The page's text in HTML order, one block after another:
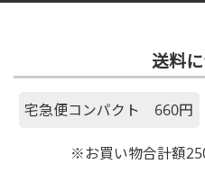
送料
宅急便コンパクト 660円
※お買い物合計額